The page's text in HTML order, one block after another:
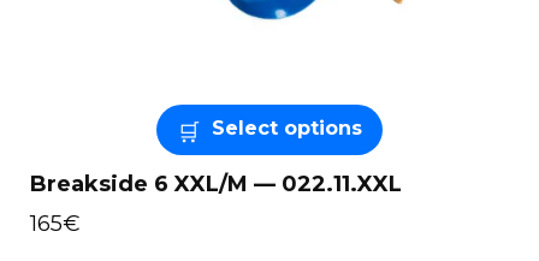
Select options
Breakside 6 XXL/M — 022.11.XXL
165€